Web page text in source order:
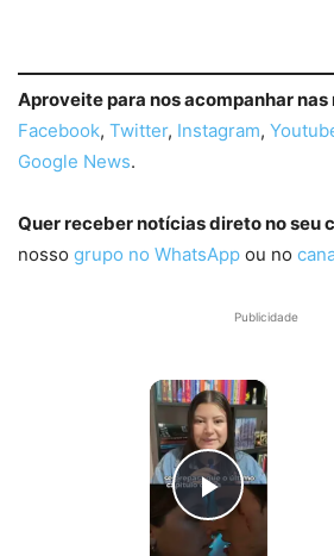
Aproveite para nos acompanhar
Facebook, Twitter, Instagram,
Google News.
Quer receber notícias direto no seu
nosso grupo no WhatsApp ou no
Publicidade
×
Play